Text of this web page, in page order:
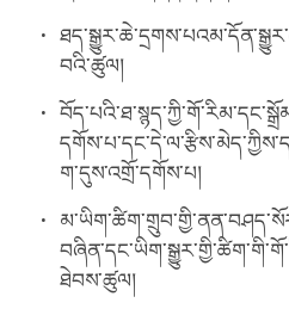
བའི་ཚུལ།
ག་དུས་འགྲོ་དགོས་པ།
ཐེབས་ཚུལ།